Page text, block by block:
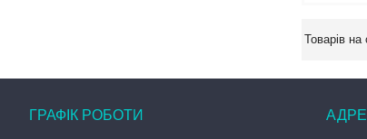
ГРАФІК РОБОТИ